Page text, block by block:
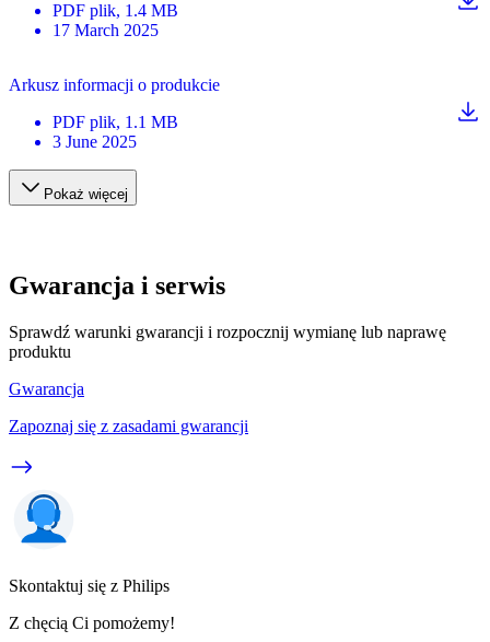
PDF plik, 1.4 MB
17 March 2025
Arkusz informacji o produkcie
PDF plik, 1.1 MB
3 June 2025
Pokaż więcej
Gwarancja i serwis
Sprawdź warunki gwarancji i rozpocznij wymianę lub naprawę
produktu
Gwarancja
Zapoznaj się z zasadami gwarancji
Skontaktuj się z Philips
Z chęcią Ci pomożemy!